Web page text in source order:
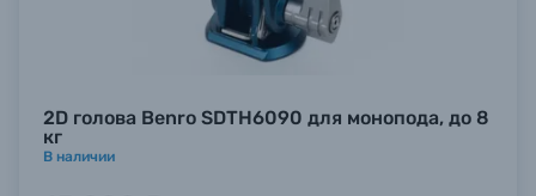
2D голова Benro SDTH6090 для монопода, до 8
кг
В наличии